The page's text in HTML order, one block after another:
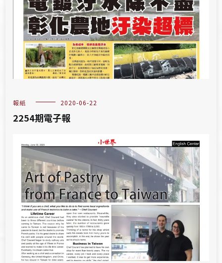
報紙 2020-06-22
2254期電子報